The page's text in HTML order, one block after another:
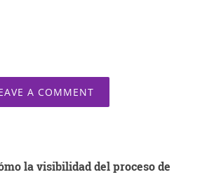
A COMMENT
la visibilidad del proceso de